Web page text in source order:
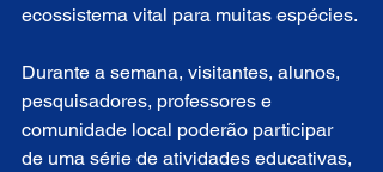
ecossistema vital para muitas espécies.
Durante a semana, visitantes, alunos,
pesquisadores, professores e
comunidade local poderão participar
de uma série de atividades educativas,